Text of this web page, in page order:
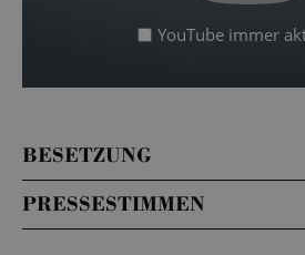
YouTube immer
BESETZUNG
PRESSESTIMMEN